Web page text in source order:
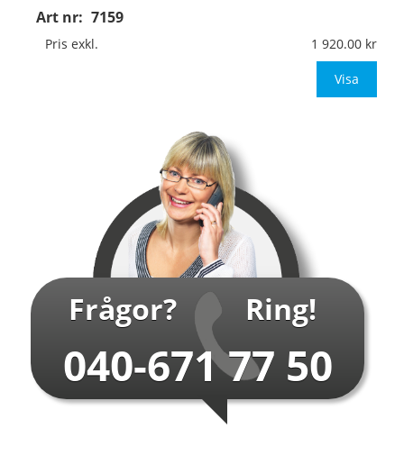
Art nr: 7159
Material:Självhäftande, specialanpassat, halkfritt
material för golv
600x600mm (eller annat mått upp till 0,36m
Pris exkl. 1 920.00
Visa
Frågor? Ring!
040-671 77 50